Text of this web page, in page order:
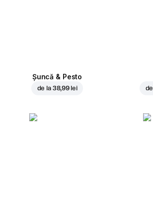
Șuncă & Pesto
de la 38,99 lei